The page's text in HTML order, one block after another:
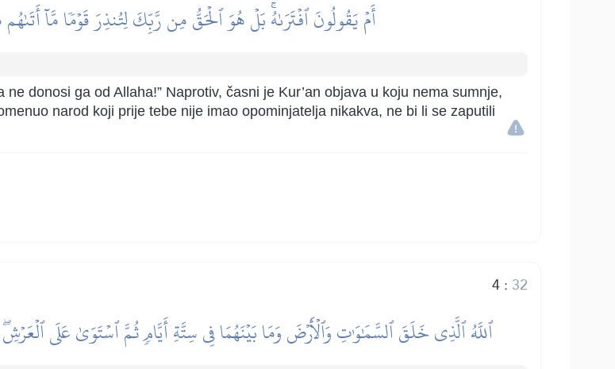
أَمۡ يَقُولُونَ ٱفۡتَرَىٰهُۚ بَلۡ هُوَ ٱلۡحَقُّ مِن رَّبِّكَ لِتُنذِرَ قَوۡمٗا مَّآ
donosi ga od Allaha!” Naprotiv, časni je Kur’an objava u koju nema sumnje,
narod koji prije tebe nije imao opominjatelja nikakva, ne bi li se zaputili
4: 32
ٱللَّهُ ٱلَّذِي خَلَقَ ٱلسَّمَٰوَٰتِ وَٱلۡأَرۡضَ وَمَا بَيۡنَهُمَا فِي سِتَّةِ أَيَّامٖ ثُمَّ ٱسۡتَوَىٰ عَلَى